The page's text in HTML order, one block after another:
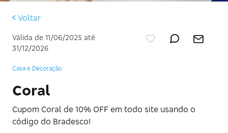
Voltar
Válida de 11/06/2025 até
31/12/2026
Casa e Decoração
Coral
Cupom Coral de 10% OFF em todo site usando o
código do Bradesco!